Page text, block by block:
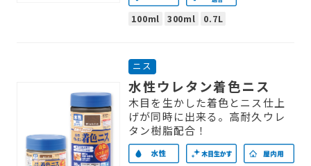
100ml 300ml 0.7L
ニス
水性ウレタン着色ニス
木目を生かした着色とニス仕上
げが同時に出来る。高耐久ウレ
タン樹脂配合！